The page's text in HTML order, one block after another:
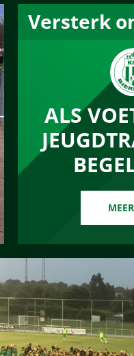
Versterk
ALS